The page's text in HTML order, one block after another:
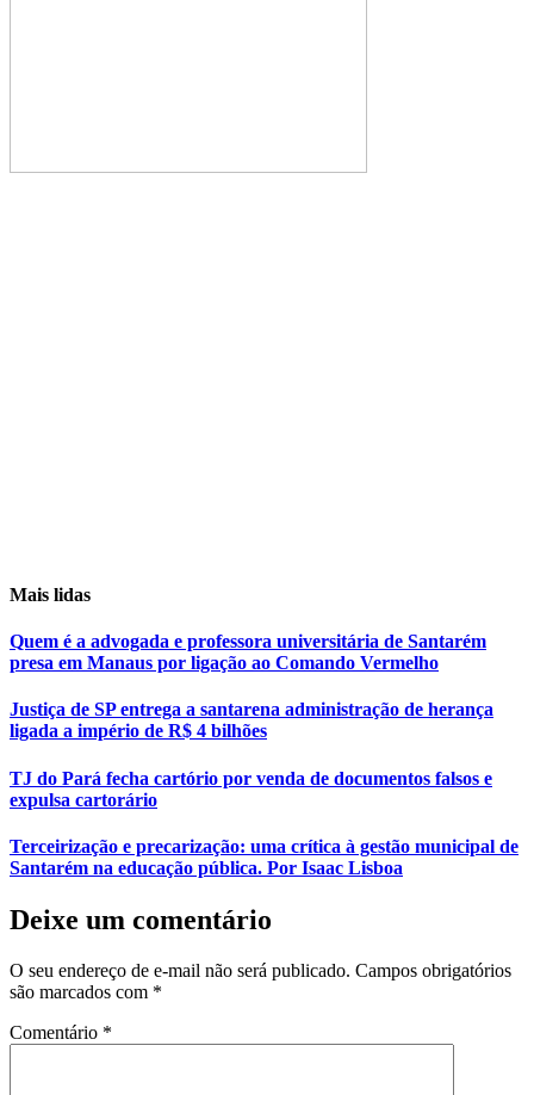
Mais lidas
Quem é a advogada e professora universitária de Santarém
presa em Manaus por ligação ao Comando Vermelho
Justiça de SP entrega a santarena administração de herança
ligada a império de R$ 4 bilhões
TJ do Pará fecha cartório por venda de documentos falsos e
expulsa cartorário
Terceirização e precarização: uma crítica à gestão municipal de
Santarém na educação pública. Por Isaac Lisboa
Deixe um comentário
O seu endereço de e-mail não será publicado. Campos obrigatórios
são marcados com *
Comentário *